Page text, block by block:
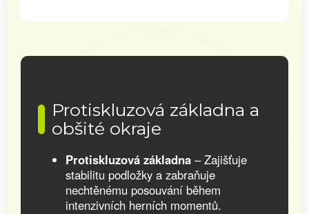
Protiskluzová základna a
obšité okraje
Protiskluzová základna – Zajišťuje
stabilitu podložky a zabraňuje
nechtěnému posouvání během
intenzivních herních momentů.